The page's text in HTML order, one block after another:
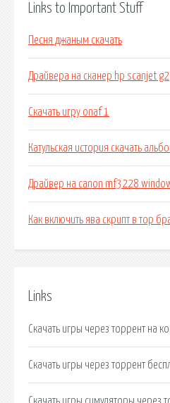
Links to Important Stuff
Песня джаным скачать
Драйвера на сканер hp scanjet
Скачать игру onaf 1
Катульская история скачать
Драйвер на canon mf3228
Как включить ява скрипт в тор
Links
Скачать игры через торрент на
Скачать игры через торрент